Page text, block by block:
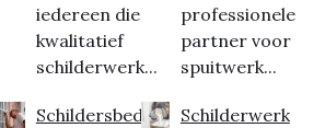
iedereen die
kwalitatief
schilderwerk...
Schildersbedrij
professionele
partner voor
spuitwerk...
Schilderwerk